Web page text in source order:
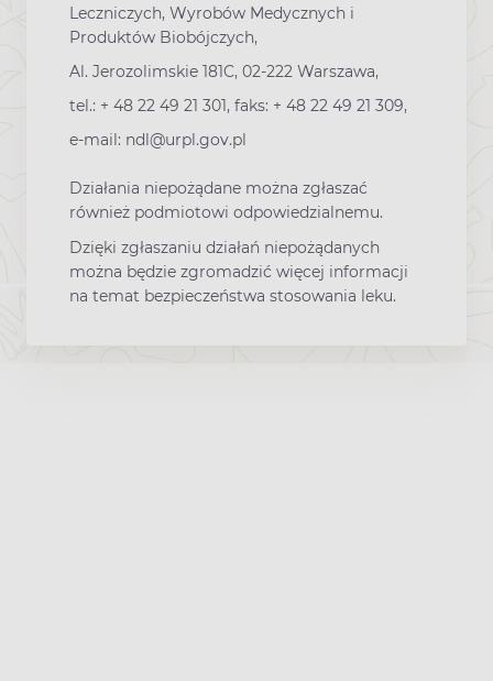
Leczniczych, Wyrobów Medycznych i
Produktów Biobójczych,
Al. Jerozolimskie 181C, 02-222 Warszawa,
tel.: + 48 22 49 21 301, faks: + 48 22 49 21 309,
e-mail: ndl@urpl.gov.pl
Działania niepożądane można zgłaszać
również podmiotowi odpowiedzialnemu.
Dzięki zgłaszaniu działań niepożądanych
można będzie zgromadzić więcej informacji
na temat bezpieczeństwa stosowania leku.